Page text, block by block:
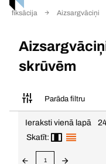
fiksācija Aizsargvāciņi
skrūvēm
Parāda filtru
Ieraksti vienā lapā
Skatīt:
1